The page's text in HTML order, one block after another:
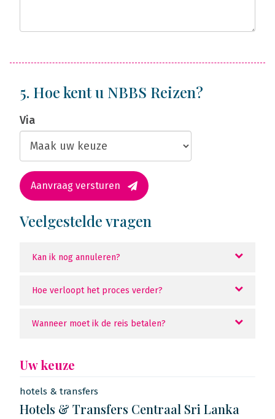
5. Hoe kent u NBBS Reizen?
Via
Aanvraag versturen
Veelgestelde vragen
Kan ik nog annuleren?
Hoe verloopt het proces verder?
Wanneer moet ik de reis betalen?
Uw keuze
hotels & transfers
Hotels & Transfers Centraal Sri Lanka